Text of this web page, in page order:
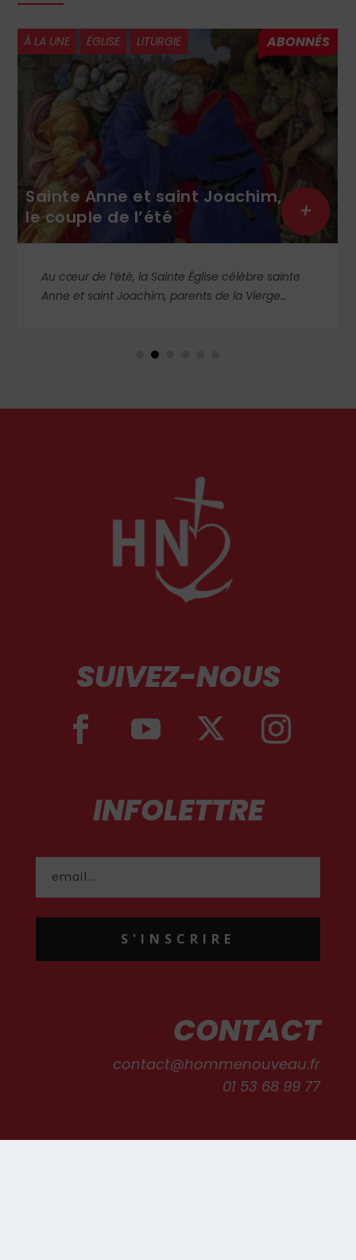
À LA UNE ÉGLISE LITURGIE
Sainte Anne et saint Joachim,
le couple de l’été
Au cœur de l’été, la Sainte Église célèbre sainte
Anne et saint Joachim, parents de la Vierge
en Orient qu’en Occident, célèbre par sa piété et
+
SUIVEZ-NOUS
INFOLETTRE
S'INSCRIRE
CONTACT
contact@hommenouveau.fr
01 53 68 99 77